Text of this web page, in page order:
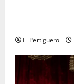
El Pertiguero